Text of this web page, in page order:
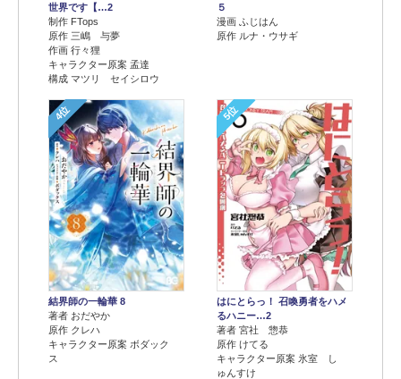
世界です【…2
制作 FTops
原作 三嶋 与夢
作画 行々狸
キャラクター原案 孟達
構成 マツリ セイシロウ
５
漫画 ふじはん
原作 ルナ・ウサギ
4位
結界師の一輪華 8
著者 おだやか
原作 クレハ
キャラクター原案 ボダック
ス
5位
はにとらっ！ 召喚勇者をハメ
るハニー…2
著者 宮社 惣恭
原作 けてる
キャラクター原案 氷室 し
ゅんすけ